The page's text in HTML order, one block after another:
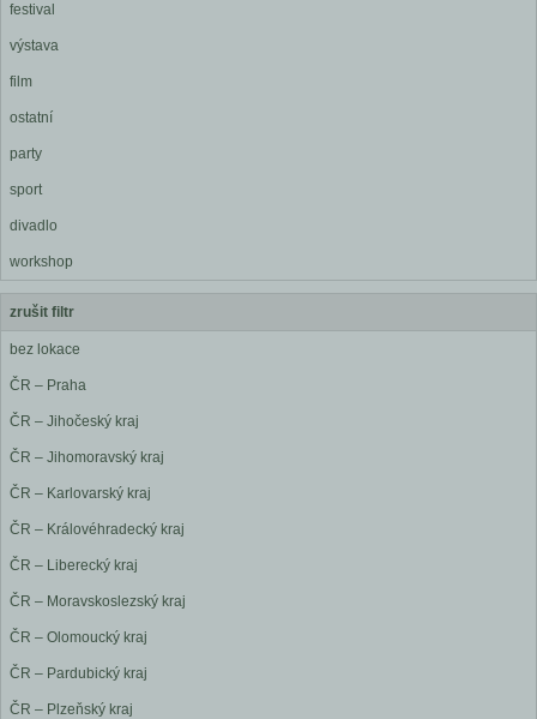
festival
výstava
film
ostatní
party
sport
divadlo
workshop
zrušit filtr
bez lokace
ČR – Praha
ČR – Jihočeský kraj
ČR – Jihomoravský kraj
ČR – Karlovarský kraj
ČR – Královéhradecký kraj
ČR – Liberecký kraj
ČR – Moravskoslezský kraj
ČR – Olomoucký kraj
ČR – Pardubický kraj
ČR – Plzeňský kraj